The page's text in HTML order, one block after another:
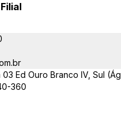
03 Ed Ouro Branco IV, Sul
360